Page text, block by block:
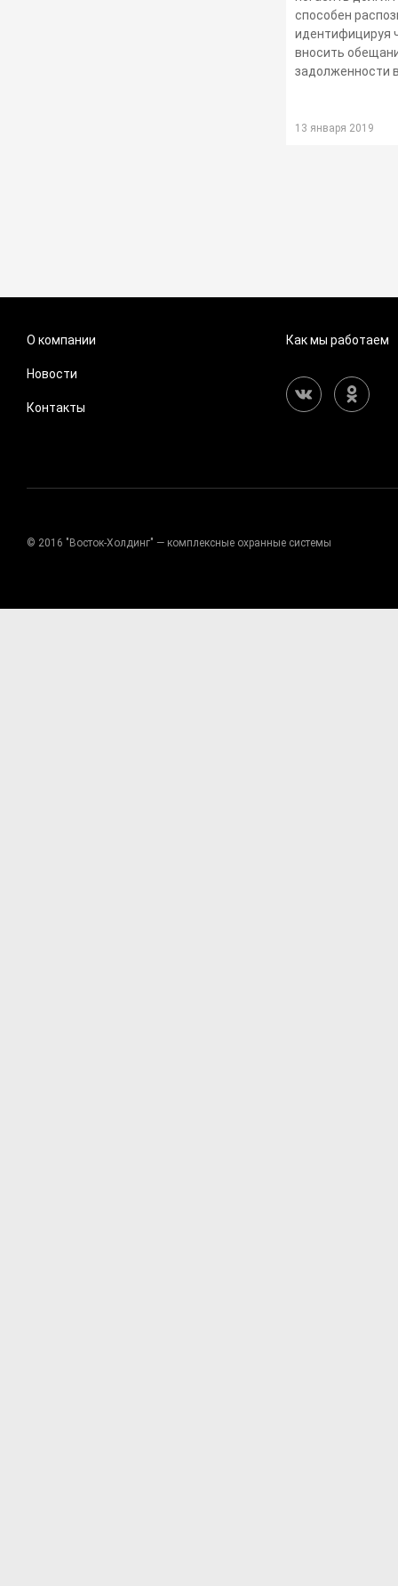
способен
идентифицируя
вносить
задолженности
13 января 2019
О компании
Новости
Контакты
Как мы работаем
© 2016 "Восток-Холдинг" — комплексные охранные системы